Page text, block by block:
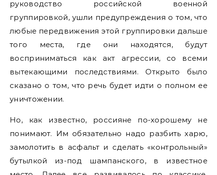
руководство российской военной
группировкой, ушли предупреждения о том, что
любые передвижения этой группировки дальше
того места, где они находятся, будут
восприниматься как акт агрессии, со всеми
вытекающими последствиями. Открыто было
сказано о том, что речь будет идти о полном ее
уничтожении.
Но, как известно, россияне по-хорошему не
понимают. Им обязательно надо разбить харю,
замолотить в асфальт и сделать «контрольный»
бутылкой из-под шампанского, в известное